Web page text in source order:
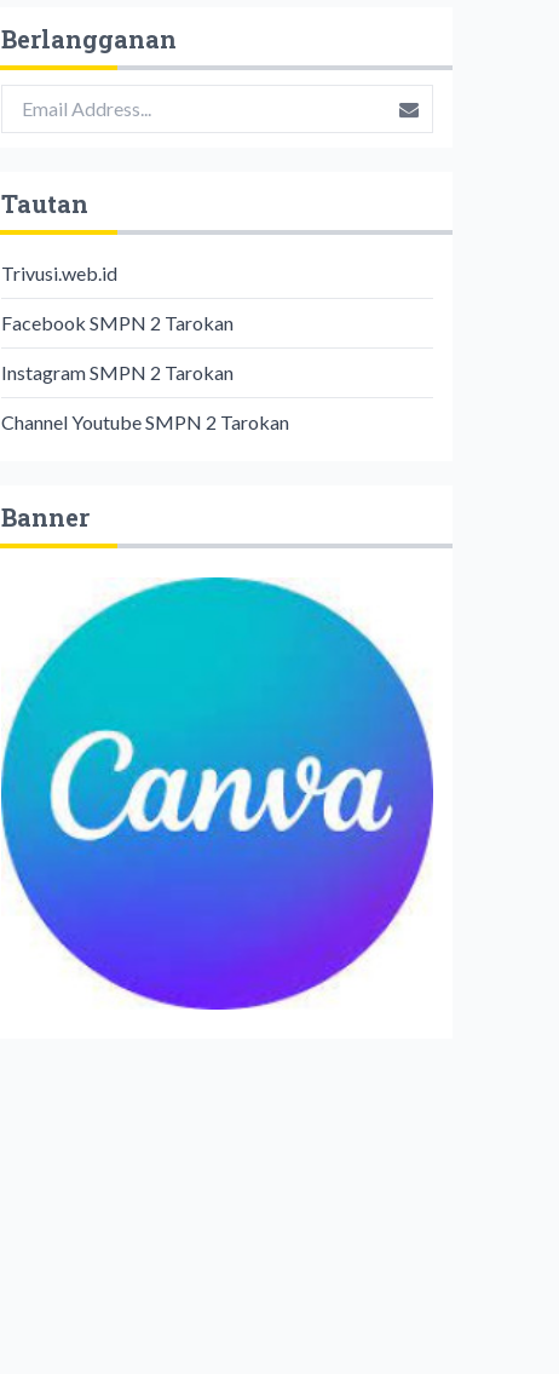
Berlangganan
Tautan
Trivusi.web.id
Facebook SMPN 2 Tarokan
Instagram SMPN 2 Tarokan
Channel Youtube SMPN 2 Tarokan
Banner